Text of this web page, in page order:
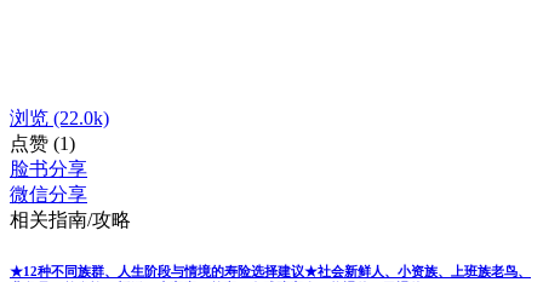
浏览 (22.0k)
点赞 (1)
脸书分享
微信分享
相关指南/攻略
★12种不同族群、人生阶段与情境的寿险选择建议★社会新鲜人、小资族、上班族老鸟、